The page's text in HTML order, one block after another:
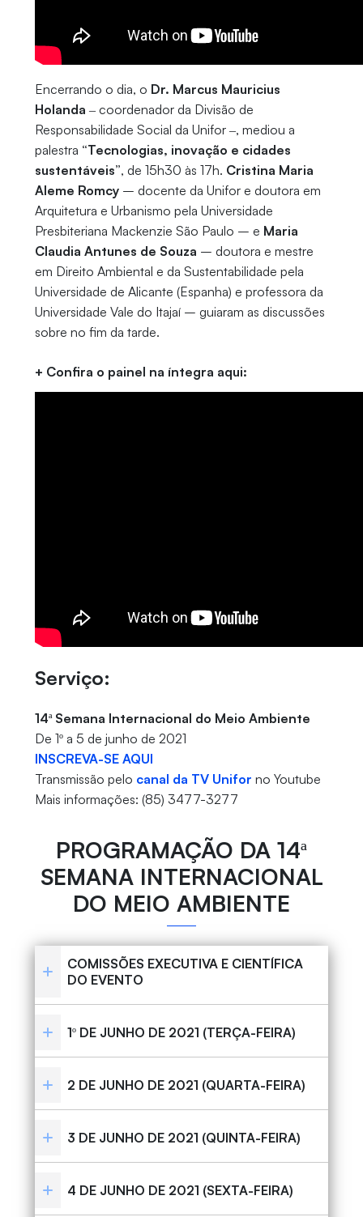
Encerrando o dia, o Dr. Marcus Mauricius
Holanda ‒ coordenador da Divisão de
Responsabilidade Social da Unifor ‒, mediou a
palestra “Tecnologias, inovação e cidades
sustentáveis”, de 15h30 às 17h. Cristina Maria
Aleme Romcy– docente da Unifor e doutora em
Arquitetura e Urbanismo pela Universidade
Presbiteriana Mackenzie São Paulo – e Maria
Claudia Antunes de Souza – doutora e mestre
em Direito Ambiental e da Sustentabilidade pela
Universidade de Alicante (Espanha) e professora da
Universidade Vale do Itajaí – guiaram as discussões
sobre no fim da tarde.
+ Confira o painel na íntegra aqui:
Serviço:
14ª Semana Internacional do Meio Ambiente
De 1º a 5 de junho de 2021
INSCREVA-SE AQUI
Transmissão pelo canal da TV Unifor no Youtube
Mais informações: (85) 3477-3277
PROGRAMAÇÃO DA 14ª
SEMANA INTERNACIONAL
DO MEIO AMBIENTE
COMISSÕES EXECUTIVA E CIENTÍFICA
DO EVENTO
1º DE JUNHO DE 2021 (TERÇA-FEIRA)
2 DE JUNHO DE 2021 (QUARTA-FEIRA)
3 DE JUNHO DE 2021 (QUINTA-FEIRA)
4 DE JUNHO DE 2021 (SEXTA-FEIRA)